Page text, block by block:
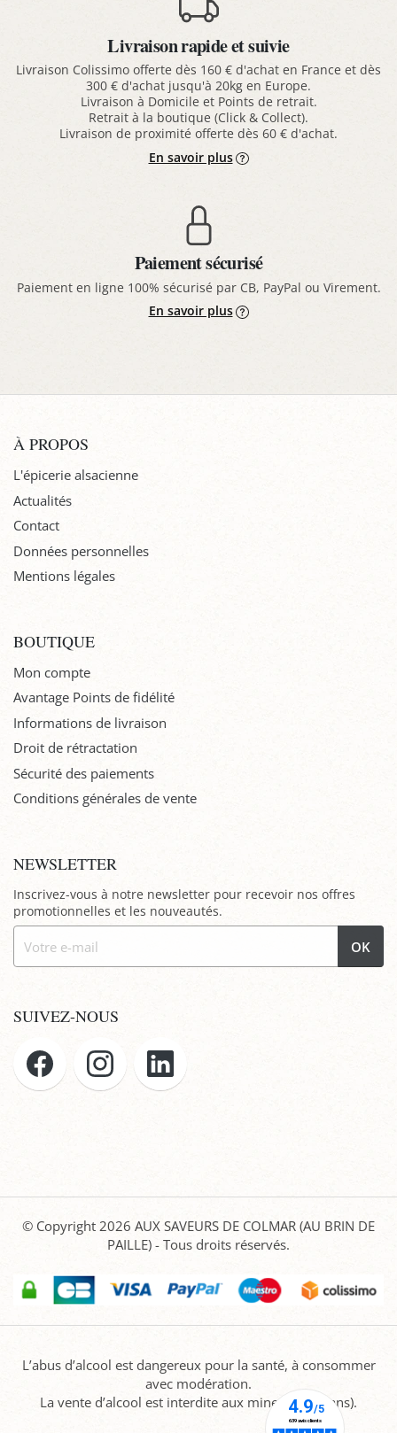
Livraison rapide et suivie
Livraison Colissimo offerte dès 160 € d'achat en France et dès
300 € d'achat jusqu'à 20kg en Europe.
Livraison à Domicile et Points de retrait.
Retrait à la boutique (Click & Collect).
Livraison de proximité offerte dès 60 € d'achat.
En savoir plus
Paiement sécurisé
Paiement en ligne 100% sécurisé par CB, PayPal ou Virement.
En savoir plus
À PROPOS
L'épicerie alsacienne
Actualités
Contact
Données personnelles
Mentions légales
BOUTIQUE
Mon compte
Avantage Points de fidélité
Informations de livraison
Droit de rétractation
Sécurité des paiements
Conditions générales de vente
NEWSLETTER
Inscrivez-vous à notre newsletter pour recevoir nos offres
promotionnelles et les nouveautés.
OK
SUIVEZ-NOUS
© Copyright 2026 AUX SAVEURS DE COLMAR (AU BRIN DE
PAILLE) - Tous droits réservés.
L’abus d’alcool est dangereux pour la santé, à consommer
avec modération.
La vente d’alcool est interdite aux mineurs (-18 ans).